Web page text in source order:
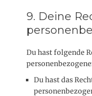
9. Deine
Du hast folgende
Du hast das